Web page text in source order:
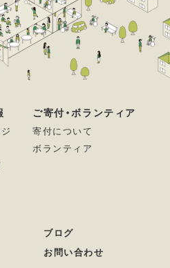
ご寄付・ボランティア
寄付について
ボランティア
ブログ
お問い合わせ